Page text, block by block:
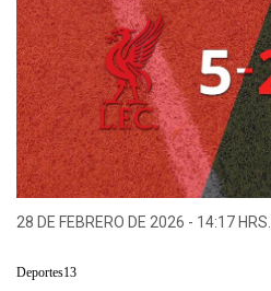
28 DE FEBRERO DE 2026 - 14:17 HRS.
Deportes13